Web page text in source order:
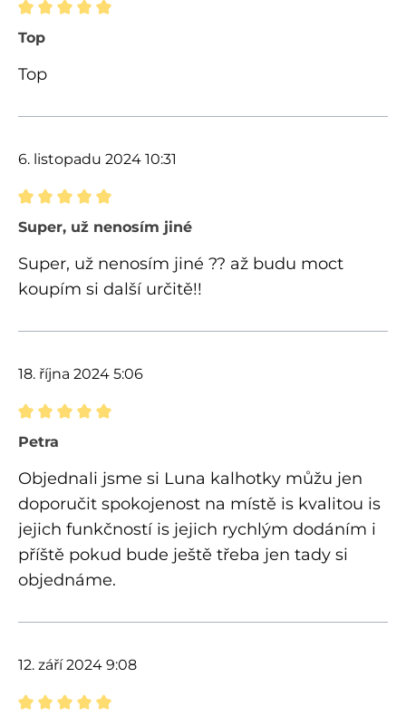
Recenze s hodnocením 5 z 5 hvězd
Top
Top
6. listopadu 2024 10:31
Recenze s hodnocením 5 z 5 hvězd
Super, už nenosím jiné
Super, už nenosím jiné ?? až budu moct
koupím si další určitě!!
18. října 2024 5:06
Recenze s hodnocením 5 z 5 hvězd
Petra
Objednali jsme si Luna kalhotky můžu jen
doporučit spokojenost na místě is kvalitou is
jejich funkčností is jejich rychlým dodáním i
příště pokud bude ještě třeba jen tady si
objednáme.
12. září 2024 9:08